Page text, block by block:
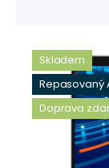
Skladem
Repasovaný
Doprava